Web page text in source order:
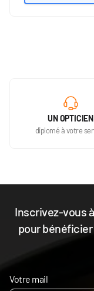
UN OPTICIEN
diplomé à votre
Inscrivez-vous
pour
Votre mail